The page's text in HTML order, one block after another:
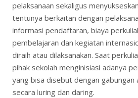
pelaksanaan sekaligus
tentunya berkaitan dengan
informasi pendaftaran, biaya
pembelajaran dan kegiatan
diraih atau dilaksanakan. Saat
pihak sekolah menginisiasi adanya
yang bisa disebut dengan
secara luring dan daring.